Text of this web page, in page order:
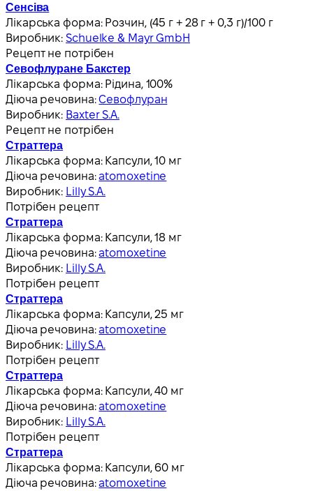
Сенсіва
Лікарська форма: Розчин, (45 г + 28 г + 0,3 г)/100 г
Виробник:Schuelke & Mayr GmbH
Рецепт не потрібен
Севофлуране Бакстер
Лікарська форма: Рідина, 100%
Діюча речовина:Севофлуран
Виробник: Baxter S.A.
Рецепт не потрібен
Страттера
Лікарська форма: Капсули, 10 мг
Діюча речовина:atomoxetine
Виробник: Lilly S.A.
Потрібен рецепт
Страттера
Лікарська форма: Капсули, 18 мг
Діюча речовина:atomoxetine
Виробник: Lilly S.A.
Потрібен рецепт
Страттера
Лікарська форма: Капсули, 25 мг
Діюча речовина:atomoxetine
Виробник: Lilly S.A.
Потрібен рецепт
Страттера
Лікарська форма: Капсули, 40 мг
Діюча речовина:atomoxetine
Виробник: Lilly S.A.
Потрібен рецепт
Страттера
Лікарська форма: Капсули, 60 мг
Діюча речовина:atomoxetine